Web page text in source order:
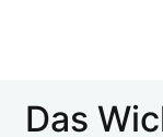
Das